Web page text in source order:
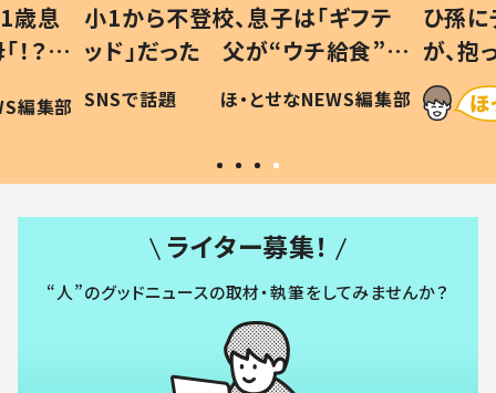
歳息
？」
編集部
小1から不登校、息子は「ギフテ
ッド」だった 父が“ウチ給食”を
作り続ける理由とは #令和の親
#令和の子
SNSで話題 ほ・とせなNEWS編集部
ひ孫
が、
「涙が
い」
ライター募集！
“人”のグッドニュースの取材・執筆をしてみませんか？